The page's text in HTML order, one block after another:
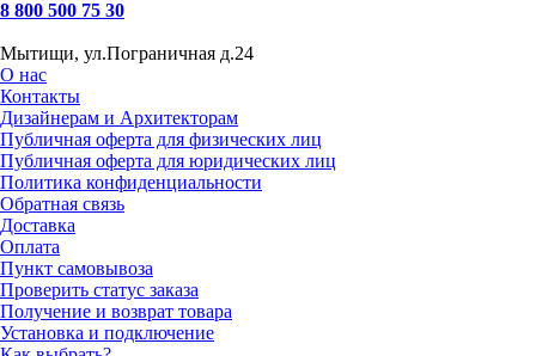
8 800 500 75 30
Мытищи, ул.Пограничная д.24
О нас
Контакты
Дизайнерам и Архитекторам
Публичная оферта для физических лиц
Публичная оферта для юридических лиц
Политика конфиденциальности
Обратная связь
Доставка
Оплата
Пункт самовывоза
Проверить статус заказа
Получение и возврат товара
Установка и подключение